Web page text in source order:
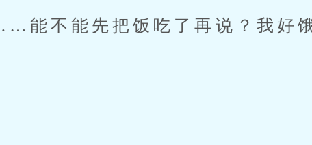
不能先把饭吃了再说？我好